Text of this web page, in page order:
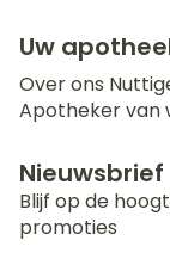
Uw
Over ons
Apotheker van
Nieuwsbrief
Blijf op de
promoties